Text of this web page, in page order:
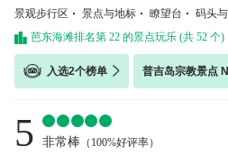
景观步行区 景点与地标 瞭望台
码头
芭东海滩排名第 22 的景点玩乐 (共 52 个)
入选2个榜单 普吉岛宗教景点
5 非常棒 （ 100%好评率）